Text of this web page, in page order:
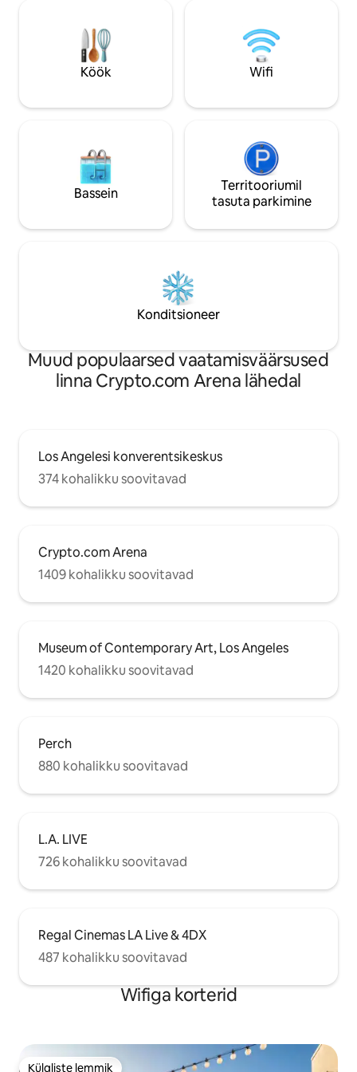
cabana ja jõusaal ➜ Turvaline tasuta
parkimine ühele sõidukile (hotellitasu 50
$ öö kohta) ➜ 740ft²/68m² ruum
tähele, et meie
ja turvalisuse
seetõttu nõuame
fotoga
Köök Wifi
Bassein
Territooriumil
tasuta parkimine
Konditsioneer
Muud populaarsed vaatamisväärsused
linna Crypto.com Arena lähedal
Los Angelesi konverentsikeskus
374 kohalikku soovitavad
Crypto.com Arena
1409 kohalikku soovitavad
Museum of Contemporary Art, Los Angeles
1420 kohalikku soovitavad
Perch
880 kohalikku soovitavad
L.A. LIVE
726 kohalikku soovitavad
Regal Cinemas LA Live & 4DX
487 kohalikku soovitavad
Wifiga korterid
Külaliste lemmik